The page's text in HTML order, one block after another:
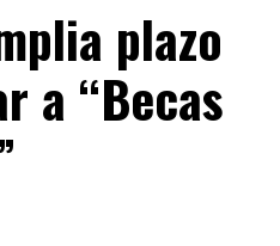
plazo
a “Becas